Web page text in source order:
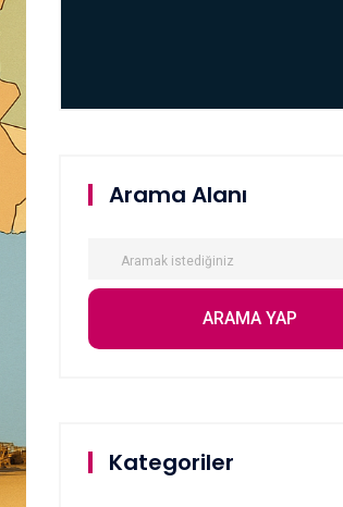
Arama Alanı
Kategoriler